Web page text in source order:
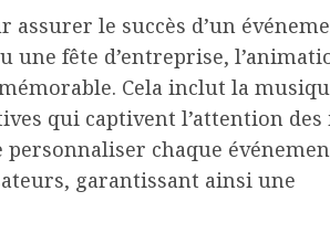
le succès d’un
une fête d’entreprise,
Cela inclut la
qui captivent l’attention des
chaque
garantissant ainsi une